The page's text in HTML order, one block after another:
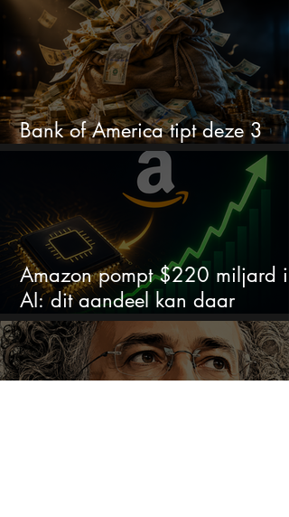
Bank of America tipt deze 3
chipaandelen
Amazon pompt $220 miljard in
AI: dit aandeel kan daar
explosief van profiteren